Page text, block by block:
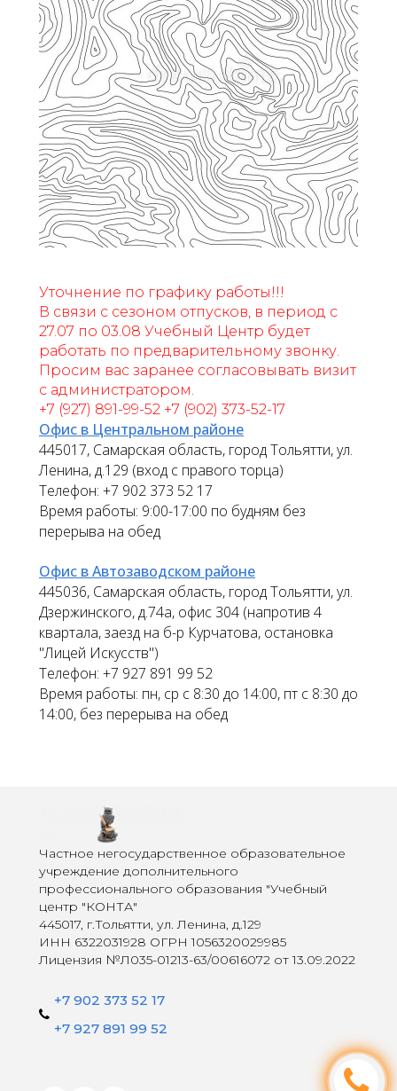
Уточнение по графику работы!!!
В связи с сезоном отпусков, в период с
27.07 по 03.08 Учебный Центр будет
работать по предварительному звонку.
Просим вас заранее согласовывать визит
с администратором.
+7 (927) 891-99-52 +7 (902) 373-52-17
Офис в Центральном районе
445017, Самарская область, город Тольятти, ул.
Ленина, д.129 (вход с правого торца)
Телефон: +7 902 373 52 17
Время работы: 9:00-17:00 по будням без
перерыва на обед
Офис в Автозаводском районе
445036, Самарская область, город Тольятти, ул.
Дзержинского, д.74а, офис 304 (напротив 4
квартала, заезд на б-р Курчатова, остановка
"Лицей Искусств")
Телефон: +7 927 891 99 52
Время работы: пн, ср с 8:30 до 14:00, пт с 8:30 до
14:00, без перерыва на обед
Частное негосударственное образовательное
учреждение дополнительного
профессионального образования "Учебный
центр "КОНТА"
445017, г.Тольятти, ул. Ленина, д.129
ИНН 6322031928 ОГРН 1056320029985
Лицензия №Л035-01213-63/00616072 от 13.09.2022
+7 902 373 52 17
+7 927 891 99 52